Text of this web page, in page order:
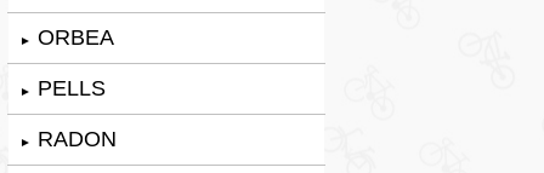
► ORBEA
► PELLS
► RADON